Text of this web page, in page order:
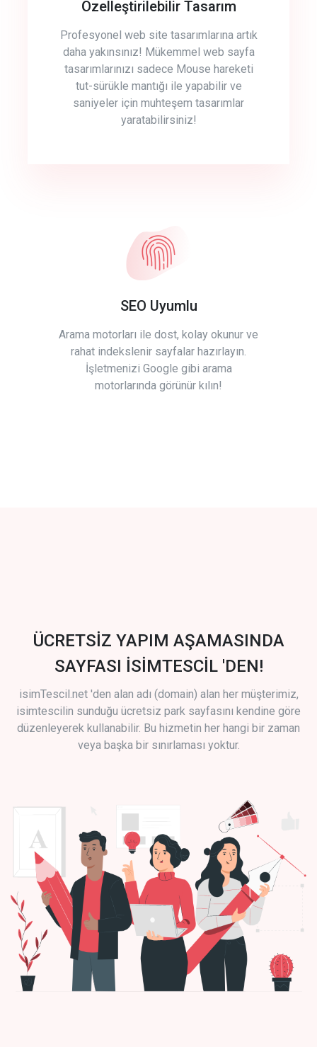
Özelleştirilebilir Tasarım
Profesyonel web site tasarımlarına artık
daha yakınsınız! Mükemmel web sayfa
tasarımlarınızı sadece Mouse hareketi
tut-sürükle mantığı ile yapabilir ve
saniyeler için muhteşem tasarımlar
yaratabilirsiniz!
SEO Uyumlu
Arama motorları ile dost, kolay okunur ve
rahat indekslenir sayfalar hazırlayın.
İşletmenizi Google gibi arama
motorlarında görünür kılın!
ÜCRETSİZ YAPIM AŞAMASINDA
SAYFASI İSİMTESCİL 'DEN!
isimTescil.net 'den alan adı (domain) alan her müşterimiz,
isimtescilin sunduğu ücretsiz park sayfasını kendine göre
düzenleyerek kullanabilir. Bu hizmetin her hangi bir zaman
veya başka bir sınırlaması yoktur.